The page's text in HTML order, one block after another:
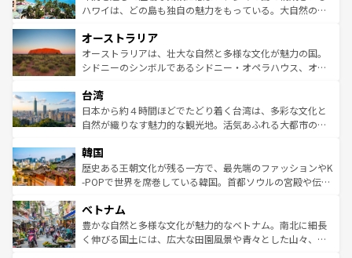
西部には大自然が広がり、グランドキャニオンやイエロー
部のニューオーリンズでは、音楽と美食が融合した独特の
文化が魅力。旅行者はアメリカの各地域で異なる魅力を楽
しみながら、その多様性と豊かな歴史を感じることができ
ならではの贅沢な旅のスタイルだ。 なお、新着のアメリカ
情報はコンテンツ一覧を参照してほしい。
ハワイは、どの島も独自の魅力をもっている。大自然の神
ワイ島は見逃せない。また、定番の観光地といえばオアフ
島だが、静かな自然を求めるならマウイ島やカウアイ島が
おすすめ。エメラルドグリーンに輝く海をはじめ、豊かな
れるおもてなしの心で訪れる人々を迎えてくれるハワイの
人々、おいしいローカルフードやハワイアンミュージッ
ク、伝統的なフラダンスなど、すべてがハワイの魅力を彩
ワイを、存分に味わってほしい。 なお、新着のハワイ情報
はコンテンツ一覧を参照してほしい。
オーストラリア
オーストラリアは、壮大な自然と多様な文化が魅力の国。
シドニーのシンボルであるシドニー・オペラハウス、オー
リアリーフや大陸中央部にそびえるウルル（エアーズロッ
ク）、タスマニアの美しい原生林やケアンズの熱帯雨林な
ど、見どころがたくさん。また、カフェやワイン、オージ
いる。アクティビティも充実しており、サーフィンやダイ
ビング、ハイキングなど、アウトドア好きにはたまらな
い。オーストラリアの多彩な魅力を存分に味わいつくそ
参照してほしい。
台湾
日本から約４時間ほどでたどり着く台湾は、多彩な文化と
自然が織りなす魅力的な観光地。活気あふれる大都市の台
ン）、静ひつな山岳地帯である台湾東部など、都市の喧騒
と山間の静けさが共存しており、訪れる人に新しい発見と
驚きをもたらしてくれる。また、奥深い台湾の食文化も魅
容にもいいと評判のスイーツなど、バラエティ豊かな料理
が味わえる。 なお、新着の台湾情報は コンテンツ一覧を参
照してほしい。
韓国
歴史ある王朝文化が残る一方で、最先端のファッションやK
-POPで世界を席巻している韓国。首都ソウルの宮殿や伝統
き、地方に足を延ばせば四季折々の自然美を楽しむことが
できる。そして、キムチや焼肉、絶品のストリートフード
まで、さまざまな韓国料理が待っている。夜には、韓国な
ベトナム
豊かな自然と多様な文化が魅力的なベトナム。南北に細長
く伸びる国土には、広大な田園風景や青々とした山々、世